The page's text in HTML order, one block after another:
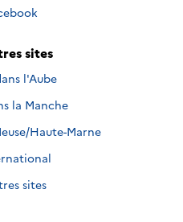
suivre sur
sites
l'Aube
la Manche
Haute-Marne
sites